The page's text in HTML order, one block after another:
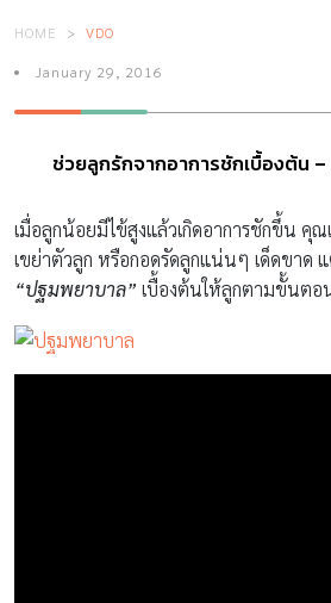
HOME VDO
January 29, 2016
ช่วยลูกรักจากอาการชักเบื้องต้น
เมื่อลูกน้อยมีไข้สูงแล้วเกิดอาการชักขึ้น คุณ
เขย่าตัวลูก หรือกอดรัดลูกแน่นๆ เด็ดขาด
“ปฐมพยาบาล” เบื้องต้นให้ลูกตามขั้นตอ